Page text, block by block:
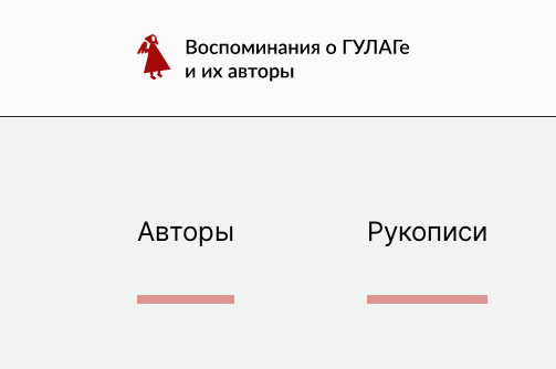
Воспоминания
о
и
Авторы Рукописи